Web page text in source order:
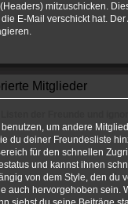
mitzuschicken.
E-Mail verschickt hat.
Mitglieder
um andere
du deiner Freundesliste
für den schnellen
und kannst ihnen
von dem Style, den du
auch hervorgehoben sein.